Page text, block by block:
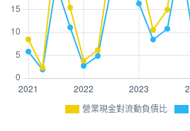
營業現金對流動負債比